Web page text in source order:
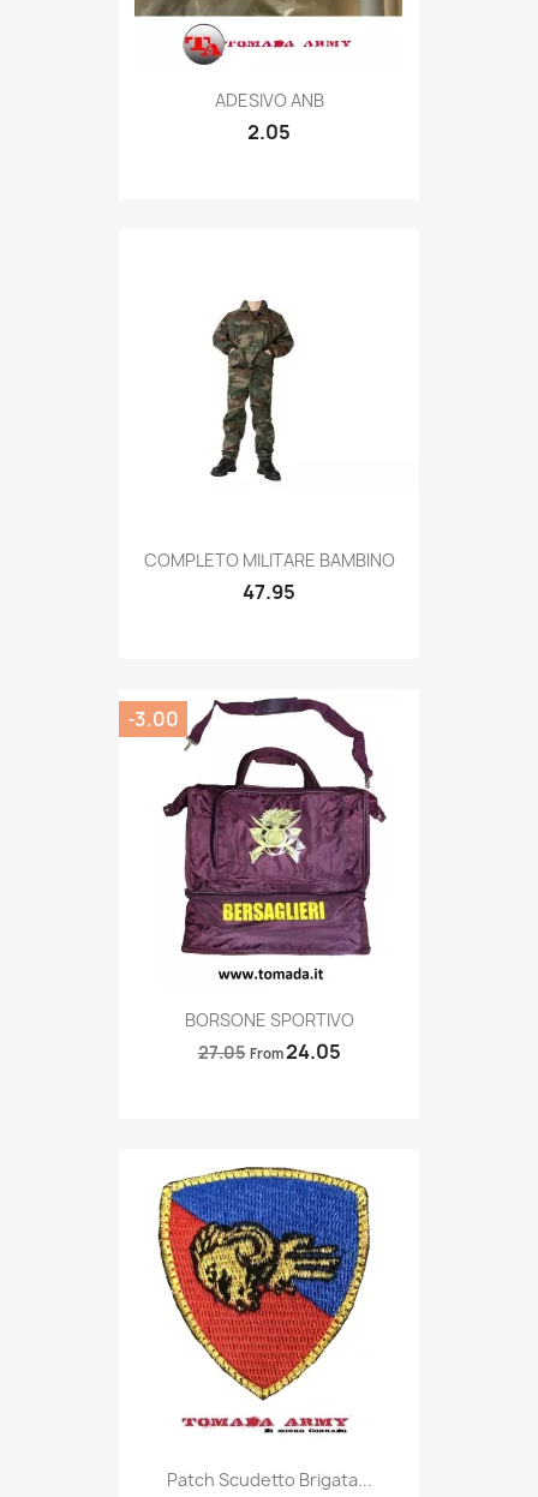
Quick view
ADESIVO ANB
2.05
Quick view
COMPLETO MILITARE BAMBINO
47.95
Quick view
BORSONE SPORTIVO
27.05 From24.05
-3.00
Quick view
Patch Scudetto Brigata...